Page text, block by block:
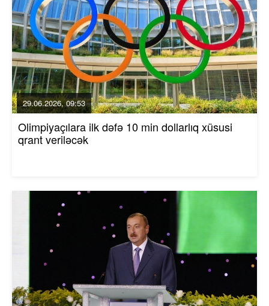
29.06.2026, 09:53
Olimpiyaçılara ilk dəfə 10 min dollarlıq xüsusi
qrant veriləcək